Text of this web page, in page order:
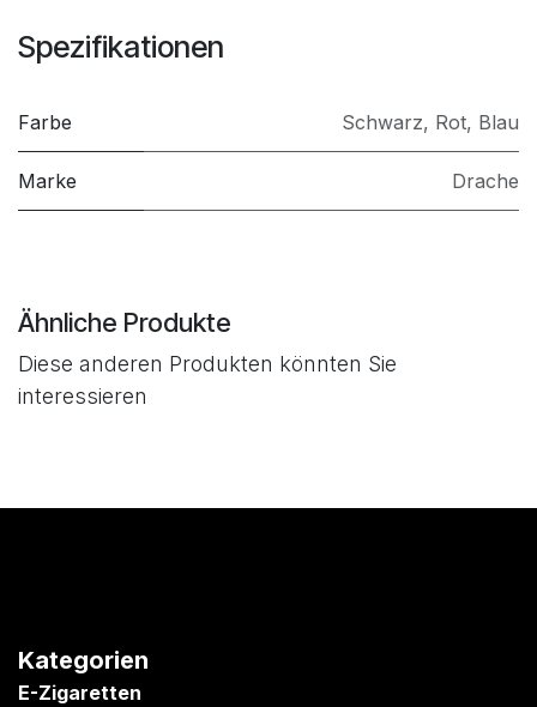
Spezifikationen
Farbe Schwarz, Rot, Blau
Marke Drache
Ähnliche Produkte
Diese anderen Produkten könnten Sie
interessieren
Kategorien
E-Zigaretten